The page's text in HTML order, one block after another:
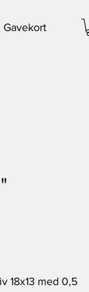
Gavekort
18x13 med 0,5